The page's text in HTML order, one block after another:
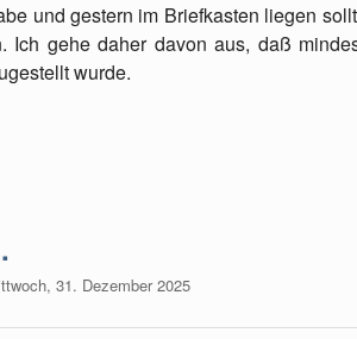
und gestern im Briefkasten liegen
Ich gehe daher davon aus, daß
wurde.
31. Dezember 2025